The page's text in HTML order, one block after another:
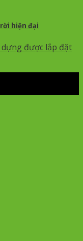
hiện đại
dựng được lắp đặt